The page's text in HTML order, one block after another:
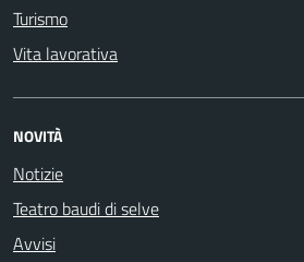
Turismo
Vita lavorativa
NOVITÀ
Notizie
Teatro baudi di selve
Avvisi